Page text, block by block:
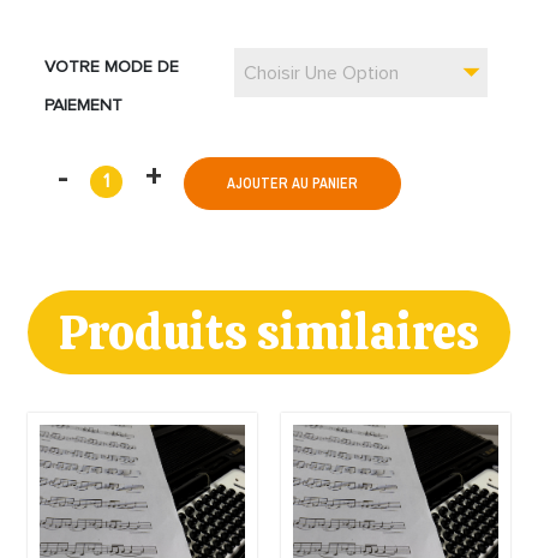
VOTRE MODE DE
PAIEMENT
Choisir Une Option
AJOUTER AU PANIER
Produits similaires